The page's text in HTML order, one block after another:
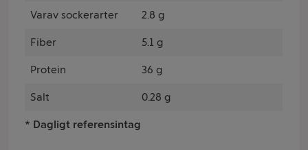
Varav sockerarter 2.8 g
Fiber 5.1 g
Protein 36 g
Salt 0.28 g
* Dagligt referensintag